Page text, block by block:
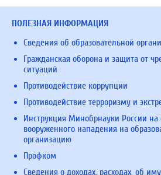
ПОЛЕЗНАЯ ИНФОРМАЦИЯ
Сведения об образовательной
Гражданская оборона и защита от
ситуаций
Противодействие коррупции
Противодействие терроризму и
Инструкция Минобрнауки России на
вооруженного нападения на
организацию
Профком
Сведения о доходах, расходах, об